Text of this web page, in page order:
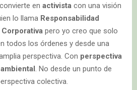
en activista con una visión
lo llama Responsabilidad
Corporativa pero yo creo que solo
todos los órdenes y desde una
perspectiva. Con perspectiva
. No desde un punto de
colectiva.